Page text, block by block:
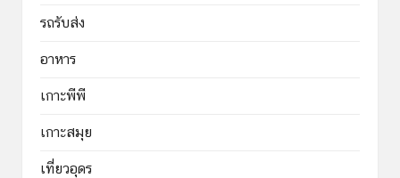
รถรับส่ง
อาหาร
เกาะพีพี
เกาะสมุย
เที่ยวอุดร